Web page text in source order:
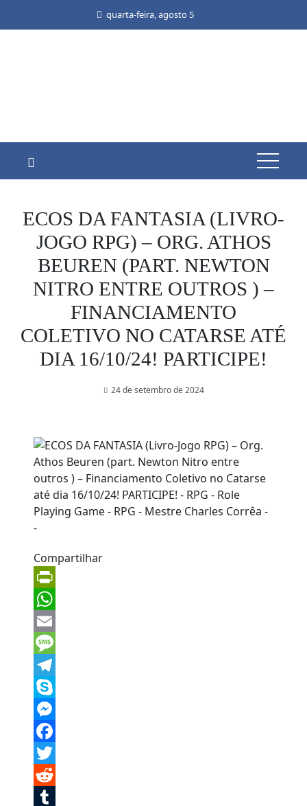
quarta-feira, agosto 5
ECOS DA FANTASIA (LIVRO-
JOGO RPG) – ORG. ATHOS
BEUREN (PART. NEWTON
NITRO ENTRE OUTROS ) –
FINANCIAMENTO
COLETIVO NO CATARSE ATÉ
DIA 16/10/24! PARTICIPE!
24 de setembro de 2024
Compartilhar
PrintFriendly
WhatsApp
Email
Message
Telegram
Skype
Messenger
Facebook
Twitter
Reddit